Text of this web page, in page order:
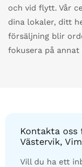
och vid flytt. Vår
dina lokaler, ditt
försäljning blir
fokusera på annat
Kontakta
Västervik,
Vill du ha ett